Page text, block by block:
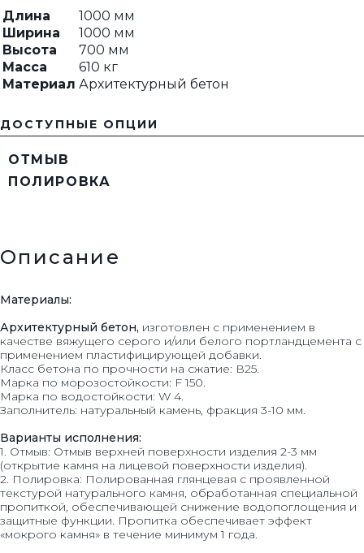
Длина
1000 мм
Ширина
1000 мм
Высота
700 мм
Масса
610 кг
Материал Архитектурный бетон
ДОСТУПНЫЕ ОПЦИИ
ОТМЫВ
ПОЛИРОВКА
Описание
Материалы:
Архитектурный бетон, изготовлен с применением в
качестве вяжущего серого и/или белого портландцемента с
применением пластифицирующей добавки.
Класс бетона по прочности на сжатие: В25.
Марка по морозостойкости: F 150.
Марка по водостойкости: W 4.
Заполнитель: натуральный камень, фракция 3-10 мм.
Варианты исполнения:
1. Отмыв: Отмыв верхней поверхности изделия 2-3 мм
(открытие камня на лицевой поверхности изделия).
2. Полировка: Полированная глянцевая с проявленной
текстурой натурального камня, обработанная специальной
пропиткой, обеспечивающей снижение водопоглощения и
защитные функции. Пропитка обеспечивает эффект
«мокрого камня» в течение минимум 1 года.